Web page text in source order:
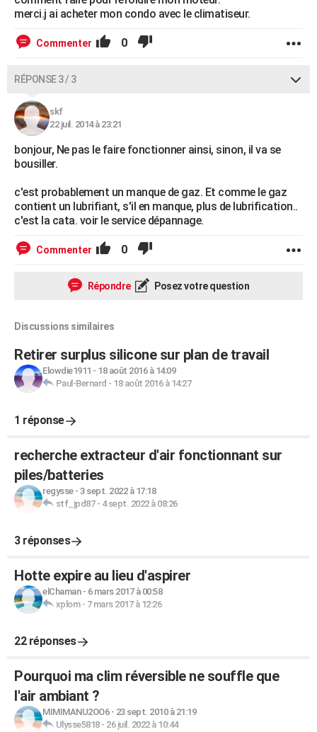
merci.j ai acheter mon condo avec le climatiseur.
Commenter 0
RÉPONSE 3 / 3
skf
22 juil. 2014 à 23:21
bonjour, Ne pas le faire fonctionner ainsi, sinon, il va se
bousiller.
c'est probablement un manque de gaz. Et comme le gaz
contient un lubrifiant, s'il en manque, plus de lubrification..
c'est la cata. voir le service dépannage.
Commenter 0
Répondre Posez votre question
Discussions similaires
Retirer surplus silicone sur plan de travail
Elowdie1911 - 18 août 2016 à 14:09
Paul-Bernard - 18 août 2016 à 14:27
1 réponse
recherche extracteur d'air fonctionnant sur
piles/batteries
regysse- 3 sept. 2022 à 17:18
stf_jpd87- 4 sept. 2022 à 08:26
3 réponses
Hotte expire au lieu d'aspirer
elChaman- 6 mars 2017 à 00:58
xplom- 7 mars 2017 à 12:26
22 réponses
Pourquoi ma clim réversible ne souffle que
l'air ambiant ?
MIMIMANU2OO6- 23 sept. 2010 à 21:19
Ulysse5818- 26 juil. 2022 à 10:44